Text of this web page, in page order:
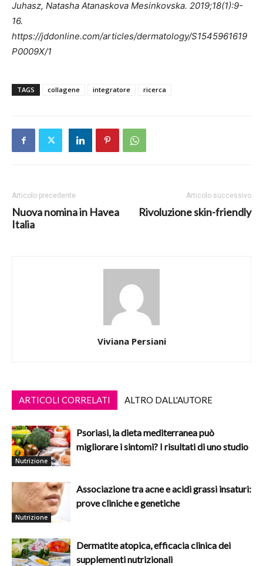
Juhasz, Natasha Atanaskova Mesinkovska. 2019;18(1):9-
16.
https://jddonline.com/articles/dermatology/S1545961619
P0009X/1
TAGS collagene integratore ricerca
Articolo precedente
Nuova nomina in Havea
Italia
Articolo successivo
Rivoluzione skin-friendly
Viviana Persiani
ARTICOLI CORRELATI ALTRO DALL'AUTORE
Nutrizione
Psoriasi, la dieta mediterranea può
migliorare i sintomi? I risultati di uno studio
Nutrizione
Associazione tra acne e acidi grassi insaturi:
prove cliniche e genetiche
Dermatite atopica, efficacia clinica dei
supplementi nutrizionali